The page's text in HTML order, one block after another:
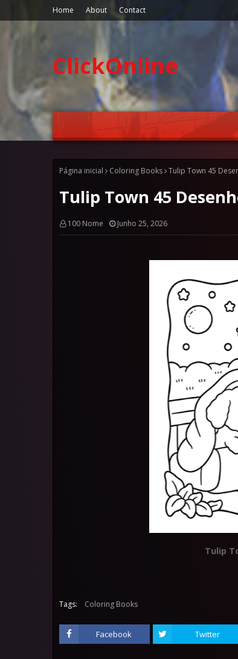
Home About Contact
ClickOnline
Página inicial Coloring Books Tulip Town 45
Tulip Town 45
100 Nome Junho 25, 2026
Tulip
Tags: Coloring Books
Facebook Twitter